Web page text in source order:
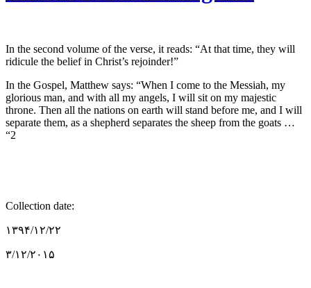
In the second volume of the verse, it reads: “At that time, they will
ridicule the belief in Christ’s rejoinder!”
In the Gospel, Matthew says: “When I come to the Messiah, my
glorious man, and with all my angels, I will sit on my majestic
throne. Then all the nations on earth will stand before me, and I will
separate them, as a shepherd separates the sheep from the goats …
“2
Collection date:
۱۳۹۴/۱۲/۲۲
۳/۱۲/۲۰۱۵